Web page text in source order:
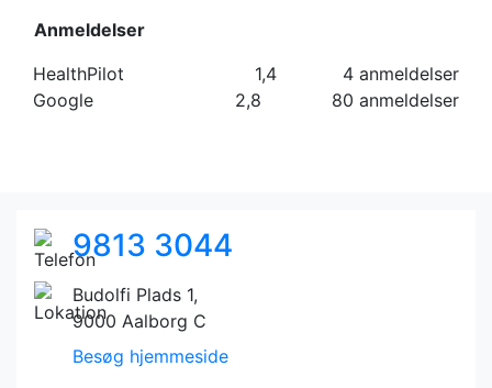
Anmeldelser
HealthPilot
1,4
4 anmeldelser
Google
2,8 80 anmeldelser
9813 3044
Budolfi Plads 1,
9000 Aalborg C
Besøg hjemmeside